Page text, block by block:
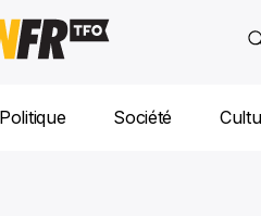
Politique Société